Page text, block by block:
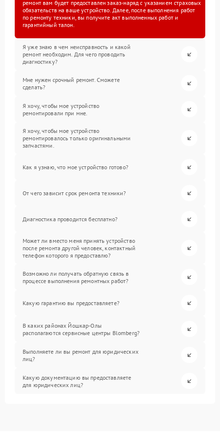
ремонт вам будет предоставлен заказ-наряд с указанием страховых
обязательств на ваше устройство. Далее, после выполнения работ
по ремонту техники, вы получите акт выполненных работ и
гарантийный талон.
Я уже знаю в чем неисправность и какой
ремонт необходим. Для чего проводить
диагностику?
Мне нужен срочный ремонт. Сможете
сделать?
Я хочу, чтобы мое устройство
ремонтировали при мне.
Я хочу, чтобы мое устройство
ремонтировалось только оригинальными
запчастями.
Как я узнаю, что мое устройство готово?
От чего зависит срок ремонта техники?
Диагностика проводится бесплатно?
Может ли вместо меня принять устройство
после ремонта другой человек, контактный
телефон которого я предоставлю?
Возможно ли получать обратную связь в
процессе выполнения ремонтных работ?
Какую гарантию вы предоставляете?
В каких районах Йошкар-Олы
располагаются сервисные центры Blomberg?
Выполняете ли вы ремонт для юридических
лиц?
Какую документацию вы предоставляете
для юридических лиц?